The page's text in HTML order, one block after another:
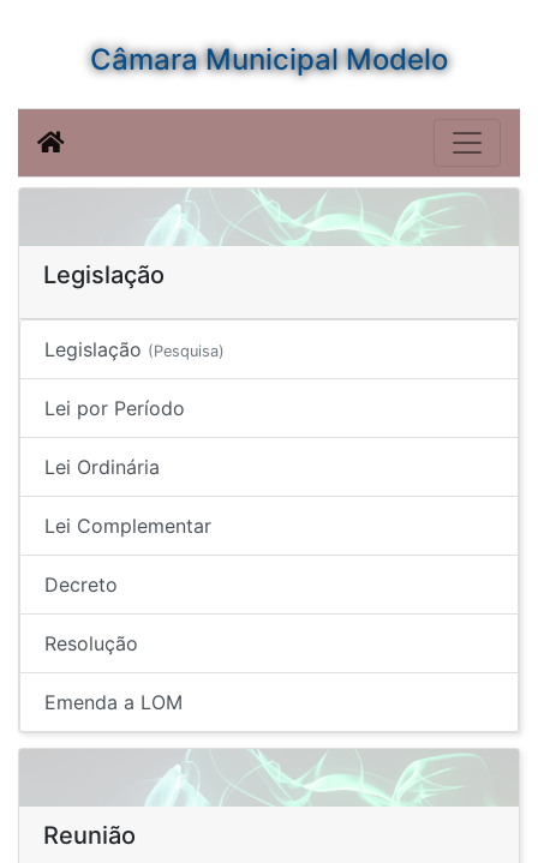
Câmara Municipal Modelo
Legislação
Legislação (Pesquisa)
Lei por Período
Lei Ordinária
Lei Complementar
Decreto
Resolução
Emenda a LOM
Reunião